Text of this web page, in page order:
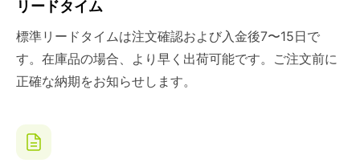
リードタイム
標準リードタイムは注文確認および入金後7〜15日で
す。在庫品の場合、より早く出荷可能です。ご注文前に
正確な納期をお知らせします。